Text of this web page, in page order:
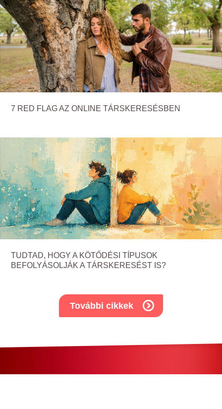
7 RED FLAG AZ ONLINE TÁRSKERESÉSBEN
TUDTAD, HOGY A KÖTŐDÉSI TÍPUSOK
BEFOLYÁSOLJÁK A TÁRSKERESÉST IS?
További cikkek